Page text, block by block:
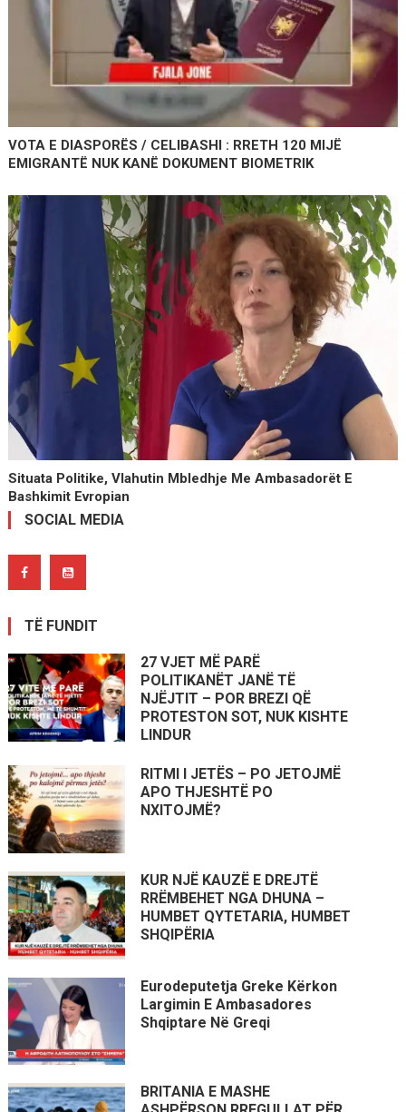
VOTA E DIASPORËS / CELIBASHI : RRETH 120 MIJË
EMIGRANTË NUK KANË DOKUMENT BIOMETRIK
Situata Politike, Vlahutin Mbledhje Me Ambasadorët E
Bashkimit Evropian
SOCIAL MEDIA
TË FUNDIT
27 VJET MË PARË
POLITIKANËT JANË TË
NJËJTIT – POR BREZI QË
PROTESTON SOT, NUK KISHTE
LINDUR
RITMI I JETËS – PO JETOJMË
APO THJESHTË PO
NXITOJMË?
KUR NJË KAUZË E DREJTË
RRËMBEHET NGA DHUNA –
HUMBET QYTETARIA, HUMBET
SHQIPËRIA
Eurodeputetja Greke Kërkon
Largimin E Ambasadores
Shqiptare Në Greqi
BRITANIA E MASHE